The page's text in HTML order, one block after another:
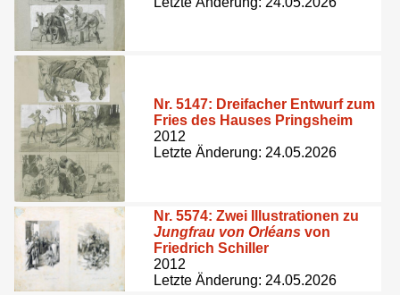
Nr. 5147: Dreifacher Entwurf zum
Fries des Hauses Pringsheim
2012
Letzte Änderung: 24.05.2026
Nr. 5574: Zwei Illustrationen zu
Jungfrau von Orléans von
Friedrich Schiller
2012
Letzte Änderung: 24.05.2026